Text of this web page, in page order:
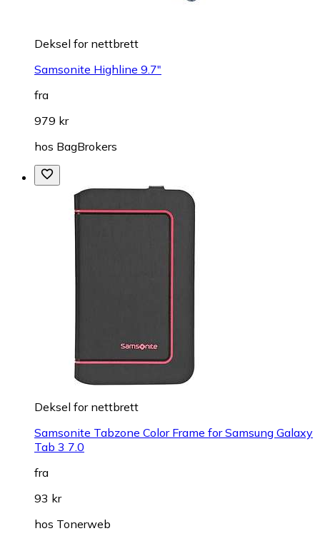
Deksel for nettbrett
Samsonite Highline 9.7"
fra
979 kr
hos BagBrokers
Deksel for nettbrett
Samsonite Tabzone Color Frame for Samsung Galaxy
Tab 3 7.0
fra
93 kr
hos Tonerweb